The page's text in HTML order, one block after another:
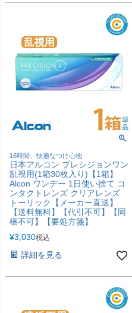
16時間、快適なつけ心地
日本アルコン プレシジョンワン
乱視用(1箱30枚入り)【1箱】
Alcon ワンデー 1日使い捨て コ
ンタクトレンズ クリアレンズ
トーリック【メーカー直送】
【送料無料】【代引不可】【同
梱不可】【要処方箋】
¥3,030税込
詳細を見る